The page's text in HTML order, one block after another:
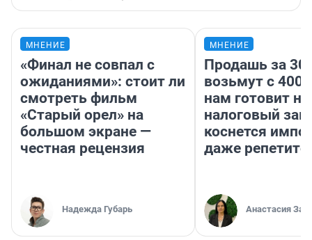
МНЕНИЕ
«Финал не совпал с
ожиданиями»: стоит ли
смотреть фильм
«Старый орел» на
большом экране —
честная рецензия
Надежда Губарь
МНЕНИЕ
Продашь за
возьмут с
нам готовит
налоговый
коснется
даже
Анастасия